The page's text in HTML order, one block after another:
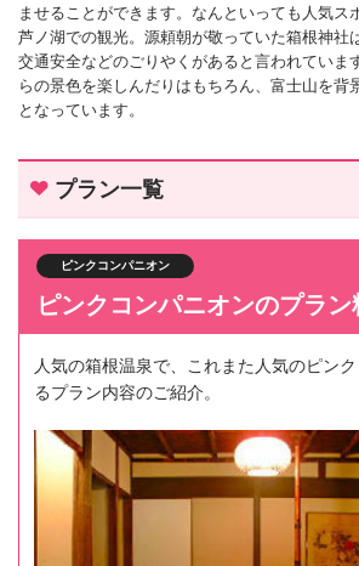
ませることができます。なんといっても人気ス
芦ノ湖での観光。源頼朝が敬っていた箱根神社
交通安全などのごりやくがあると言われていま
らの景色を楽しんだりはもちろん、富士山を背
となっています。
プラン一覧
ピンクコンパニオン
ピンクコンパニオンのプラン
人気の箱根温泉で、これまた人気のピン
るプラン内容のご紹介。